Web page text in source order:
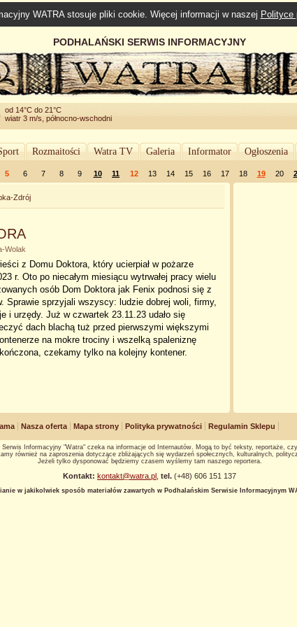
WATRA stosuje pliki cookie. Więcej informacji w naszej Polityce
PODHALAŃSKI SERWIS INFORMACYJNY
od 14°C do 21°C
wiatr 3 m/s, północno-wschodni
Rozmaitości Watra TV Galeria Informator Ogłoszenia
5 6 7 8 9 10 11 12 13 14 15 16 17 18 19 20
Zdrój
Wolak
z Domu Doktora, który ucierpiał w pożarze
r. Oto po niecałym miesiącu wytrwałej pracy wielu
osób Dom Doktora jak Fenix podnosi się z
Sprawie sprzyjali wszyscy: ludzie dobrej woli, firmy,
i urzędy. Już w czwartek 23.11.23 udało się
dach blachą tuż przed pierwszymi większymi
na mokre trociny i wszelką spaleniznę
czekamy tylko na kolejny kontener.
Nasza oferta Mapa strony Polityka prywatności Regulamin Sklepu
Serwis Informacyjny "Watra" czeka na informacje od Internautów. Mogą to być teksty, reportaże,
również na zaproszenia dotyczące zbliżających się wydarzeń społecznych, kulturalnych,
Jeżeli tylko dysponować będziemy czasem wyślemy tam naszego reportera.
Kontakt: kontakt@watra.pl tel. (+48) 606 151 137
w jakikolwiek sposób materiałów zawartych w Podhalańskim Serwisie Informacyjnym